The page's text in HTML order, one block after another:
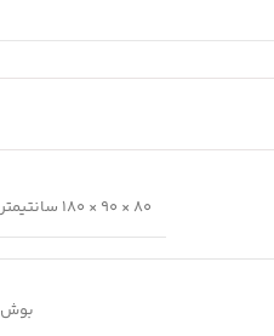
80 × 90 × 180 سانتیمتر
بوش